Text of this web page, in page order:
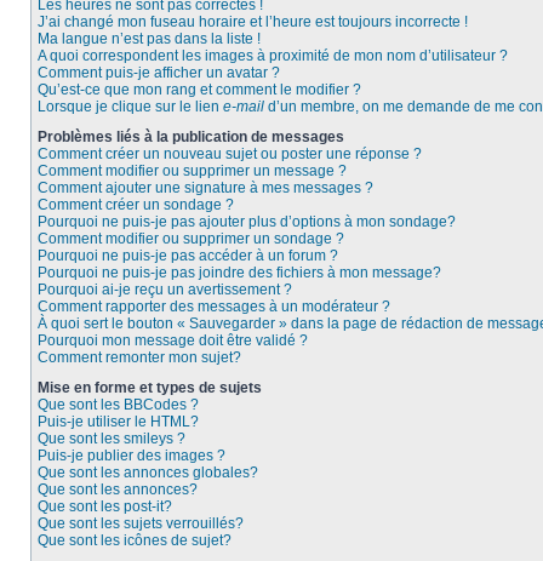
Les heures ne sont pas correctes !
J’ai changé mon fuseau horaire et l’heure est toujours incorrecte !
Ma langue n’est pas dans la liste !
A quoi correspondent les images à proximité de mon nom d’utilisateur ?
Comment puis-je afficher un avatar ?
Qu’est-ce que mon rang et comment le modifier ?
Lorsque je clique sur le lien e-mail d’un membre, on me demande de me
Problèmes liés à la publication de messages
Comment créer un nouveau sujet ou poster une réponse ?
Comment modifier ou supprimer un message ?
Comment ajouter une signature à mes messages ?
Comment créer un sondage ?
Pourquoi ne puis-je pas ajouter plus d’options à mon sondage?
Comment modifier ou supprimer un sondage ?
Pourquoi ne puis-je pas accéder à un forum ?
Pourquoi ne puis-je pas joindre des fichiers à mon message?
Pourquoi ai-je reçu un avertissement ?
Comment rapporter des messages à un modérateur ?
À quoi sert le bouton « Sauvegarder » dans la page de rédaction de
Pourquoi mon message doit être validé ?
Comment remonter mon sujet?
Mise en forme et types de sujets
Que sont les BBCodes ?
Puis-je utiliser le HTML?
Que sont les smileys ?
Puis-je publier des images ?
Que sont les annonces globales?
Que sont les annonces?
Que sont les post-it?
Que sont les sujets verrouillés?
Que sont les icônes de sujet?